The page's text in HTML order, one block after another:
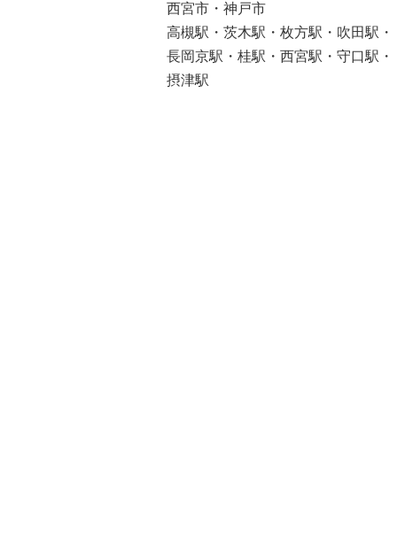
西宮市・神戸市
高槻駅・茨木駅・枚方駅・吹田駅・
長岡京駅・桂駅・西宮駅・守口駅・
摂津駅